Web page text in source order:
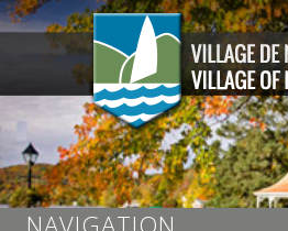
NAVIGATION